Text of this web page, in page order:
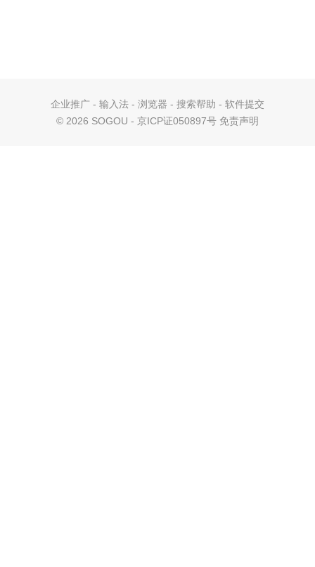
企业推广 - 输入法 - 浏览器 - 搜索帮助 - 软件提交
© 2026 SOGOU - 京ICP证050897号 免责声明